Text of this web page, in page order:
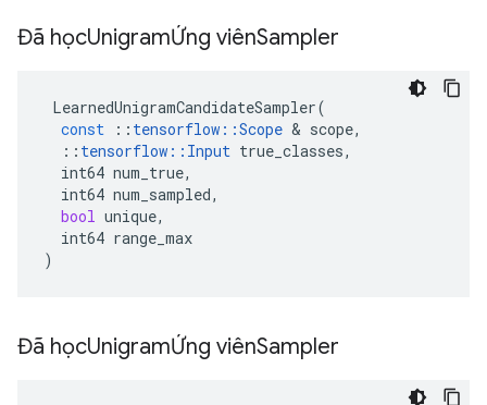
Đã họcUnigramỨng viênSampler
LearnedUnigramCandidateSampler(
const
:: tensorflow ::Scope & scope,
:: tensorflow :: Input true_classes,
int64 num_true,
int64 num_sampled,
bool unique,
int64 range_max
)
Đã họcUnigramỨng viênSampler